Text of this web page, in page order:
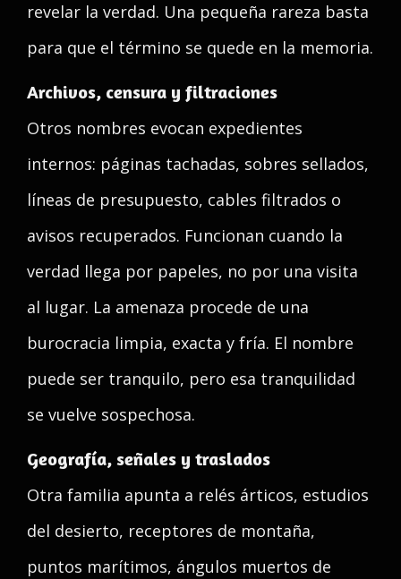
revelar la verdad. Una pequeña rareza basta
para que el término se quede en la memoria.
Archivos, censura y filtraciones
Otros nombres evocan expedientes
internos: páginas tachadas, sobres sellados,
líneas de presupuesto, cables filtrados o
avisos recuperados. Funcionan cuando la
verdad llega por papeles, no por una visita
al lugar. La amenaza procede de una
burocracia limpia, exacta y fría. El nombre
puede ser tranquilo, pero esa tranquilidad
se vuelve sospechosa.
Geografía, señales y traslados
Otra familia apunta a relés árticos, estudios
del desierto, receptores de montaña,
puntos marítimos, ángulos muertos de